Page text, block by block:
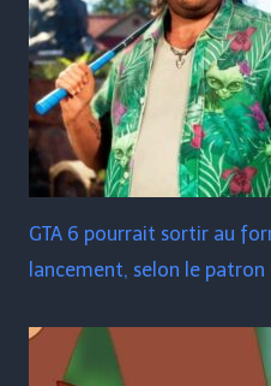
GTA 6 pourrait sortir au
lancement, selon le